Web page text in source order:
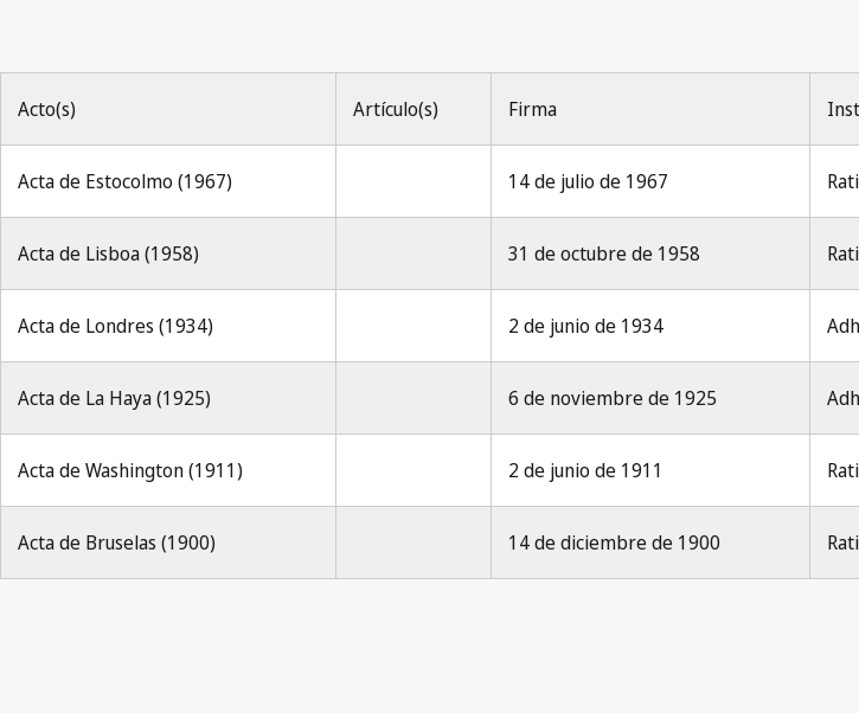
Acto(s) Artículo(s) Firma
Acta de Estocolmo (1967) 14 de julio de 1967
Acta de Lisboa (1958) 31 de octubre de 1958
Acta de Londres (1934) 2 de junio de 1934
Acta de La Haya (1925) 6 de noviembre de 1925
Acta de Washington (1911) 2 de junio de 1911
Acta de Bruselas (1900) 14 de diciembre de 1900